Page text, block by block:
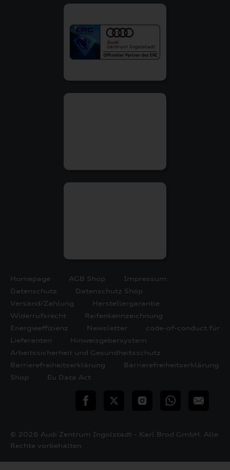
Homepage AGB Shop
Impressum
Datenschutz
Datenschutz Shop
Versand/Zahlung
Herstellergarantie
Widerrufsrecht
Reifenkennzeichnung
Energieeffizienz
Newsletter
code-of-conduct für
Lieferanten
Hinweisgebersystem
Arbeitssicherheit und Gesundheitsschutz
Barrierefreiheitserklärung
Barrierefreiheitserklärung
Shop
Eu Data Act
teilen Twitter InstagramWhatsApp
E-
© 2026 Audi Zentrum Ingolstadt - Karl Brod GmbH. Alle
Rechte vorbehalten